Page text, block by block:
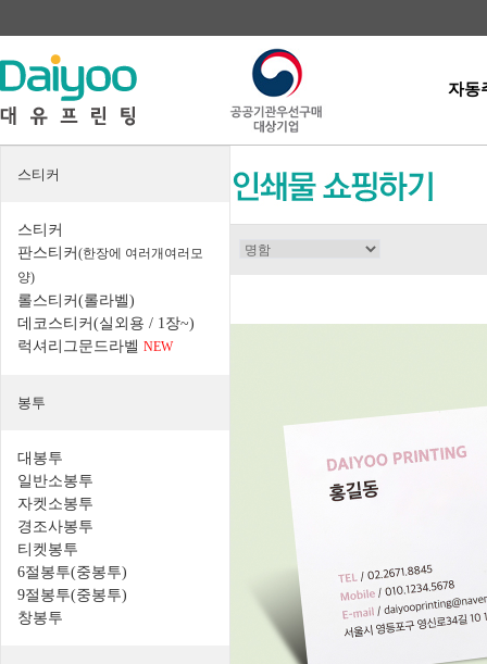
자동
스티커
스티커
판스티커 (한장에 여러개여러모
양)
롤스티커(롤라벨)
데코스티커(실외용 / 1장~)
럭셔리그문드라벨 NEW
봉투
대봉투
일반소봉투
자켓소봉투
경조사봉투
티켓봉투
6절봉투(중봉투)
9절봉투(중봉투)
창봉투